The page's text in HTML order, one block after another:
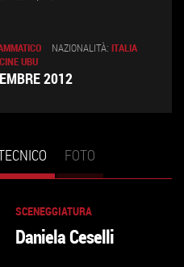
NAZIONALITÀ: ITALIA
UBU
2012
(SCHEDA
ATTIVA)
FOTO
SCENEGGIATURA
Daniela Ceselli